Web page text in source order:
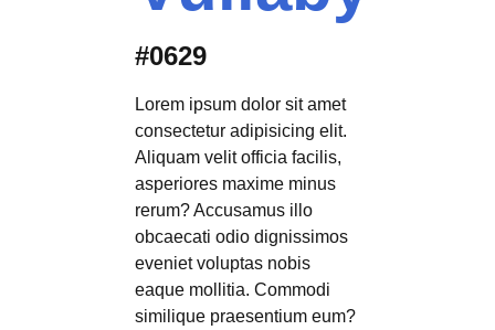
#0629
Lorem ipsum dolor sit amet
consectetur adipisicing elit.
Aliquam velit officia facilis,
asperiores maxime minus
rerum? Accusamus illo
obcaecati odio dignissimos
eveniet voluptas nobis
eaque mollitia. Commodi
similique praesentium eum?